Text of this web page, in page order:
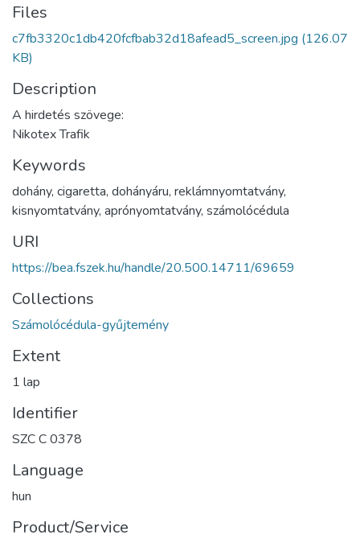
Files
c7fb3320c1db420fcfbab32d18afead5_screen.jpg (126.07
KB)
Description
A hirdetés szövege:
Nikotex Trafik
Keywords
dohány, cigaretta, dohányáru, reklámnyomtatvány,
kisnyomtatvány, aprónyomtatvány, számolócédula
URI
https://bea.fszek.hu/handle/20.500.14711/69659
Collections
Számolócédula-gyűjtemény
Extent
1 lap
Identifier
SZC C 0378
Language
hun
Product/Service